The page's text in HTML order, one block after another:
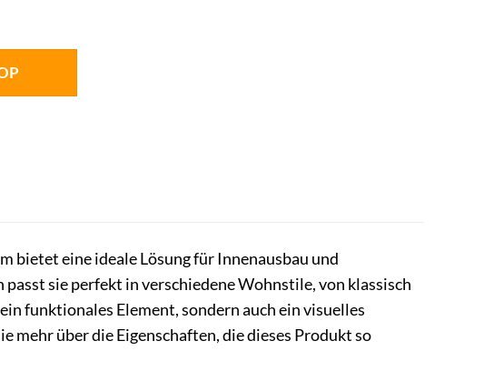
bietet eine ideale Lösung für Innenausbau und
sie perfekt in verschiedene Wohnstile, von klassisch
funktionales Element, sondern auch ein visuelles
mehr über die Eigenschaften, die dieses Produkt so